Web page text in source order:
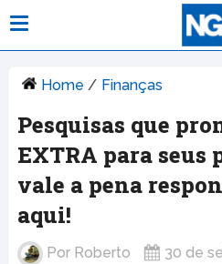
Home / Finanças
Pesquisas que
EXTRA para seus
vale a pena
aqui!
Por Roberto 30 de